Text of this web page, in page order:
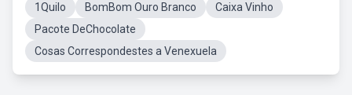
1Quilo BomBom Ouro Branco
Caixa Vinho
Pacote DeChocolate
Cosas Correspondestes a Venexuela